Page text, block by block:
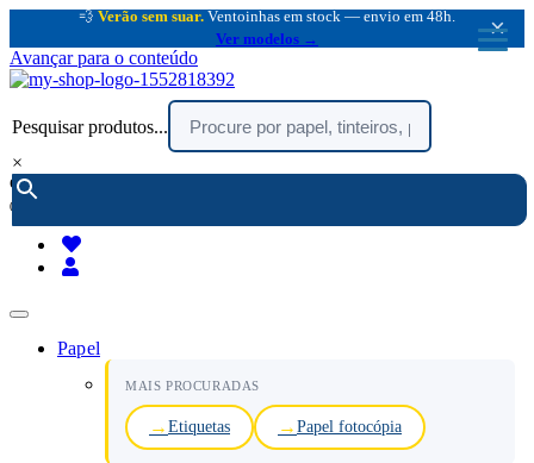
💨 Verão sem suar. Ventoinhas em stock — envio em 48h.
Ver modelos →
×
Avançar para o conteúdo
Pesquisar produtos...
×
encomendar por telefone :
(chamada rede fixa nacional)
Papel
MAIS PROCURADAS
Etiquetas Papel fotocópia